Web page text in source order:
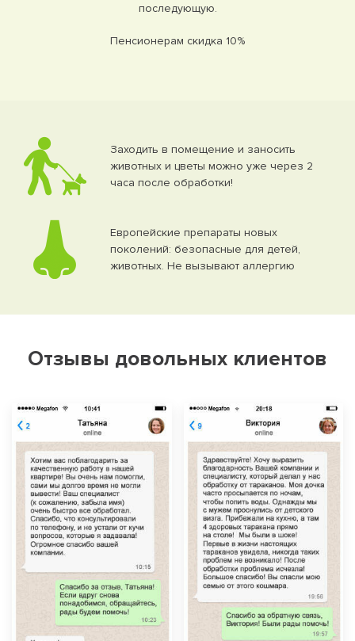
последующую.
Пенсионерам скидка 10%
Заходить в помещение и заносить
животных и цветы можно уже через 2
часа после обработки!
Европейские препараты новых
поколений: безопасные для детей,
животных. Не вызывают аллергию
Отзывы довольных клиентов